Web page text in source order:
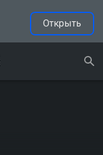
Открыть